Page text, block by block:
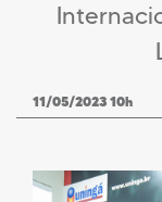
11/05/2023 10h